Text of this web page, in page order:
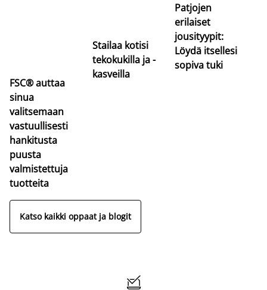
FSC® auttaa
sinua
valitsemaan
vastuullisesti
hankitusta
puusta
valmistettuja
tuotteita
Stailaa kotisi
tekokukilla ja -
kasveilla
Patjojen
erilaiset
jousityypit:
Löydä itsellesi
sopiva tuki
Katso kaikki oppaat ja blogit
